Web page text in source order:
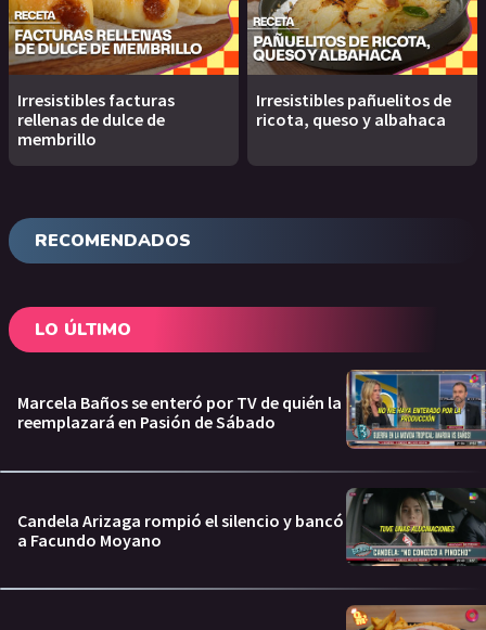
Irresistibles facturas
rellenas de dulce de
membrillo
Irresistibles pañuelitos de
ricota, queso y albahaca
RECOMENDADOS
LO ÚLTIMO
Marcela Baños se enteró por TV de quién la
reemplazará en Pasión de Sábado
Candela Arizaga rompió el silencio y bancó
a Facundo Moyano